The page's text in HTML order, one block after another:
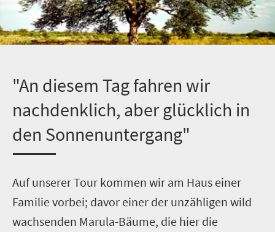
"An diesem Tag fahren wir
nachdenklich, aber glücklich in
den Sonnenuntergang"
Auf unserer Tour kommen wir am Haus einer
Familie vorbei; davor einer der unzähligen wild
wachsenden Marula-Bäume, die hier die